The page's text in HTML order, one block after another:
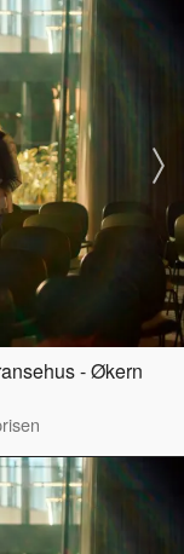
- Økern